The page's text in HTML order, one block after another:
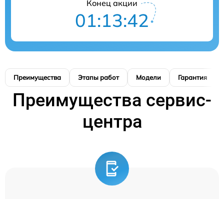
Конец акции
01:13:41
Преимущества Этапы работ Модели Гарантия
Преимущества сервис-
центра